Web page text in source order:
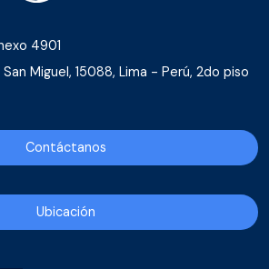
4901
San Miguel, 15088, Lima - Perú, 2do piso
Contáctanos
Ubicación